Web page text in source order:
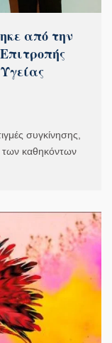
από την
συγκίνησης,
των καθηκόντων